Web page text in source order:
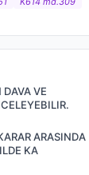
VE
ARASINDA
KA